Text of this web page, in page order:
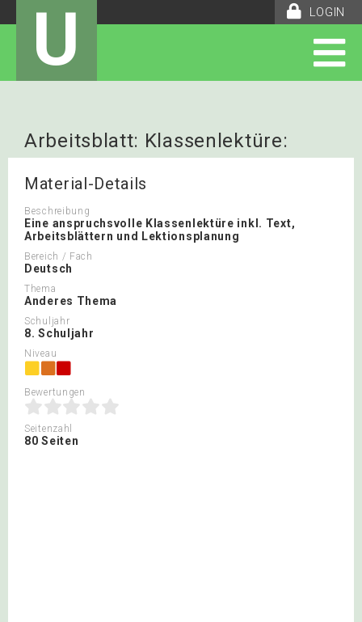
LOGIN
U
Arbeitsblatt: Klassenlektüre:
Michael Kohlhaas von Kleist
Material-Details
Beschreibung
Eine anspruchsvolle Klassenlektüre inkl. Text,
Arbeitsblättern und Lektionsplanung
Bereich / Fach
Deutsch
Thema
Anderes Thema
Schuljahr
8. Schuljahr
Niveau
Bewertungen
Seitenzahl
80 Seiten